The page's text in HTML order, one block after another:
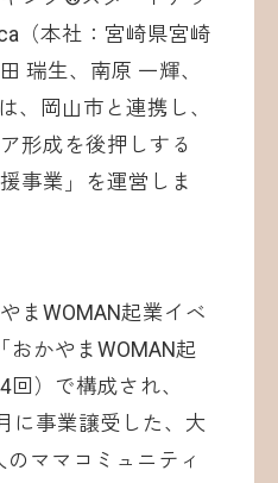
（本社：宮崎県宮崎
瑞生、南原 一輝、
、岡山市と連携し、
形成を後押しする
事業」を運営しま
まWOMAN起業イベ
おかやまWOMAN起
）で構成され、
に事業譲受した、大
ママコミュニティ